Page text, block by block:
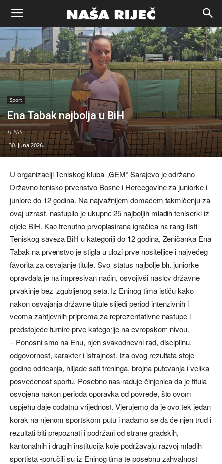
Naša
riječ
Zenica
Sport
Ena Tabak najbolja u BiH
TENIS
30. Juna 2026.
U organizaciji Teniskog kluba „GEM“ Sarajevo je održano
Državno tenisko prvenstvo Bosne i Hercegovine za juniorke i
juniore do 12 godina. Na najvažnijem domaćem takmičenju za
ovaj uzrast, nastupilo je ukupno 25 najboljih mladih teniserki iz
cijele BiH. Kao trenutno prvoplasirana igračica na rang-listi
Teniskog saveza BiH u kategoriji do 12 godina, Zeničanka Ena
Tabak na prvenstvo je stigla u ulozi prve nositeljice i najvećeg
favorita za osvajanje titule. Svoj status najbolje bh. juniorke
opravdala je na impresivan način, osvojivši naslov državne
prvakinje bez izgubljenog seta. Iz Eninog tima ističu kako
nakon osvajanja državne titule slijedi period intenzivnih i
veoma zahtjevnih priprema za reprezentativne nastupe i
predstojeće turnire prve kategorije na evropskom nivou.
– Ponosni smo na Enu, njen svakodnevni rad, disciplinu,
odgovornost, karakter i istrajnost. Iza ovog rezultata stoje
godine odricanja, hiljade sati treninga, brojna putovanja i velika
posvećenost sportu. Posebno nas raduje činjenica da je titula
osvojena nakon perioda oporavka od povrede, što ovom
uspjehu daje dodatnu vrijednost. Vjerujemo da je ovo tek jedan
korak na njenom sportskom putu i nadamo se da će njen trud i
rezultati biti prepoznati i podržani od strane gradskih,
kantonalnih i drugih institucija koje podržavaju razvoj mladih
sportista -poručili su iz Eninog tima te posebnu zahvalnost